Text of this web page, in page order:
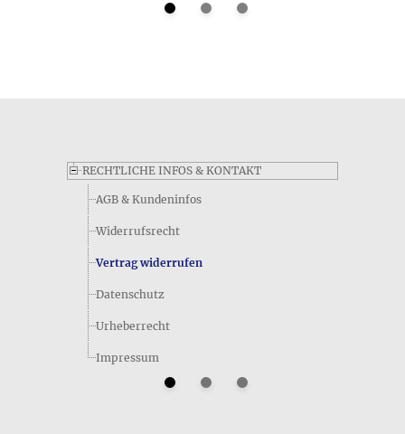
Aus welchem Material besteht das Produkt Triskele • Großer
Welche Kurzinformation zum Gewicht des Produkts Triskele
• Großer Ring gibt der Hersteller an?
Folgendermaßen lautet die Kurzangabe zum Gewicht des
Produkts Triskele • Großer Ring im Datenblatt: 10 g. Bei
diesem Gewicht kann es sich um das Gesamtgewicht inkl.
RECHTLICHE INFOS & KONTAKT
AGB & Kundeninfos
Widerrufsrecht
Vertrag widerrufen
Datenschutz
Urheberrecht
Impressum